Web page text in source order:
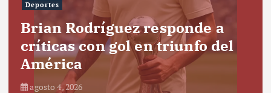
Deportes
Brian Rodríguez responde a
críticas con gol en triunfo del
América
agosto 4, 2026